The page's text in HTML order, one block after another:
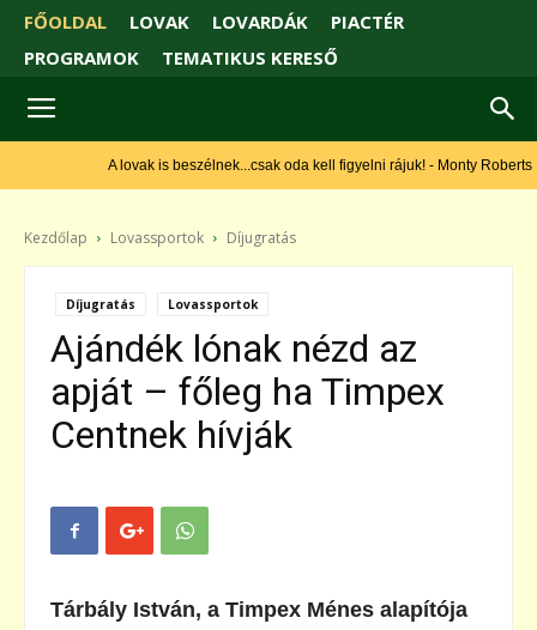
FŐOLDAL LOVAK LOVARDÁK
PIACTÉR
PROGRAMOK
TEMATIKUS KERESŐ
A lovak is beszélnek...csak oda kell figyelni rájuk! - Monty Roberts
Kezdőlap Lovassportok Díjugratás
Díjugratás Lovassportok
Ajándék lónak nézd az
apját – főleg ha Timpex
Centnek hívják
Tárbály István, a Timpex Ménes alapítója